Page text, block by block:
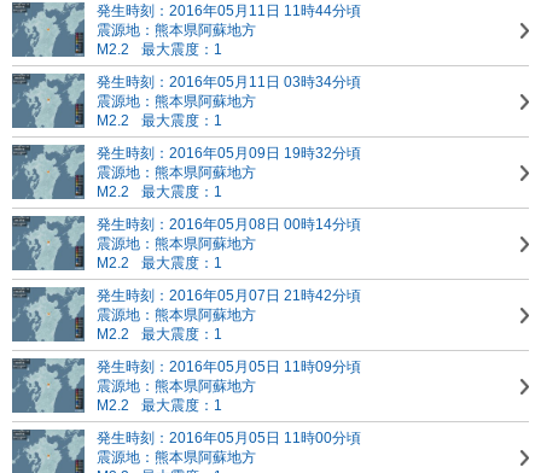
発生時刻：2016年05月11日 11時44分頃
震源地：熊本県阿蘇地方
M2.2
最大震度：1
発生時刻：2016年05月11日 03時34分頃
震源地：熊本県阿蘇地方
M2.2
最大震度：1
発生時刻：2016年05月09日 19時32分頃
震源地：熊本県阿蘇地方
M2.2
最大震度：1
発生時刻：2016年05月08日 00時14分頃
震源地：熊本県阿蘇地方
M2.2
最大震度：1
発生時刻：2016年05月07日 21時42分頃
震源地：熊本県阿蘇地方
M2.2
最大震度：1
発生時刻：2016年05月05日 11時09分頃
震源地：熊本県阿蘇地方
M2.2
最大震度：1
発生時刻：2016年05月05日 11時00分頃
震源地：熊本県阿蘇地方